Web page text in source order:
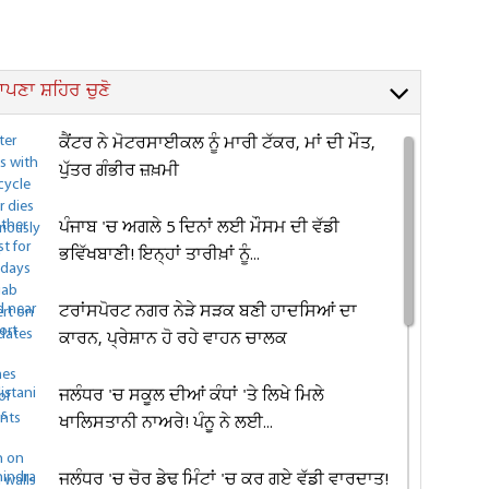
ਸ਼ਹਿਰ ਚੁਣੋ
ਕੈਂਟਰ ਨੇ ਮੋਟਰਸਾਈਕਲ ਨੂੰ ਮਾਰੀ ਟੱਕਰ, ਮਾਂ ਦੀ ਮੌਤ,
ਪੁੱਤਰ ਗੰਭੀਰ ਜ਼ਖ਼ਮੀ
ਪੰਜਾਬ 'ਚ ਅਗਲੇ 5 ਦਿਨਾਂ ਲਈ ਮੌਸਮ ਦੀ ਵੱਡੀ
ਭਵਿੱਖਬਾਣੀ! ਇਨ੍ਹਾਂ ਤਾਰੀਖ਼ਾਂ ਨੂੰ...
ਟਰਾਂਸਪੋਰਟ ਨਗਰ ਨੇੜੇ ਸੜਕ ਬਣੀ ਹਾਦਸਿਆਂ ਦਾ
ਕਾਰਨ, ਪ੍ਰੇਸ਼ਾਨ ਹੋ ਰਹੇ ਵਾਹਨ ਚਾਲਕ
ਜਲੰਧਰ 'ਚ ਸਕੂਲ ਦੀਆਂ ਕੰਧਾਂ 'ਤੇ ਲਿਖੇ ਮਿਲੇ
ਖਾਲਿਸਤਾਨੀ ਨਾਅਰੇ! ਪੰਨੂ ਨੇ ਲਈ...
ਜਲੰਧਰ 'ਚ ਚੋਰ ਡੇਢ ਮਿੰਟਾਂ 'ਚ ਕਰ ਗਏ ਵੱਡੀ ਵਾਰਦਾਤ!